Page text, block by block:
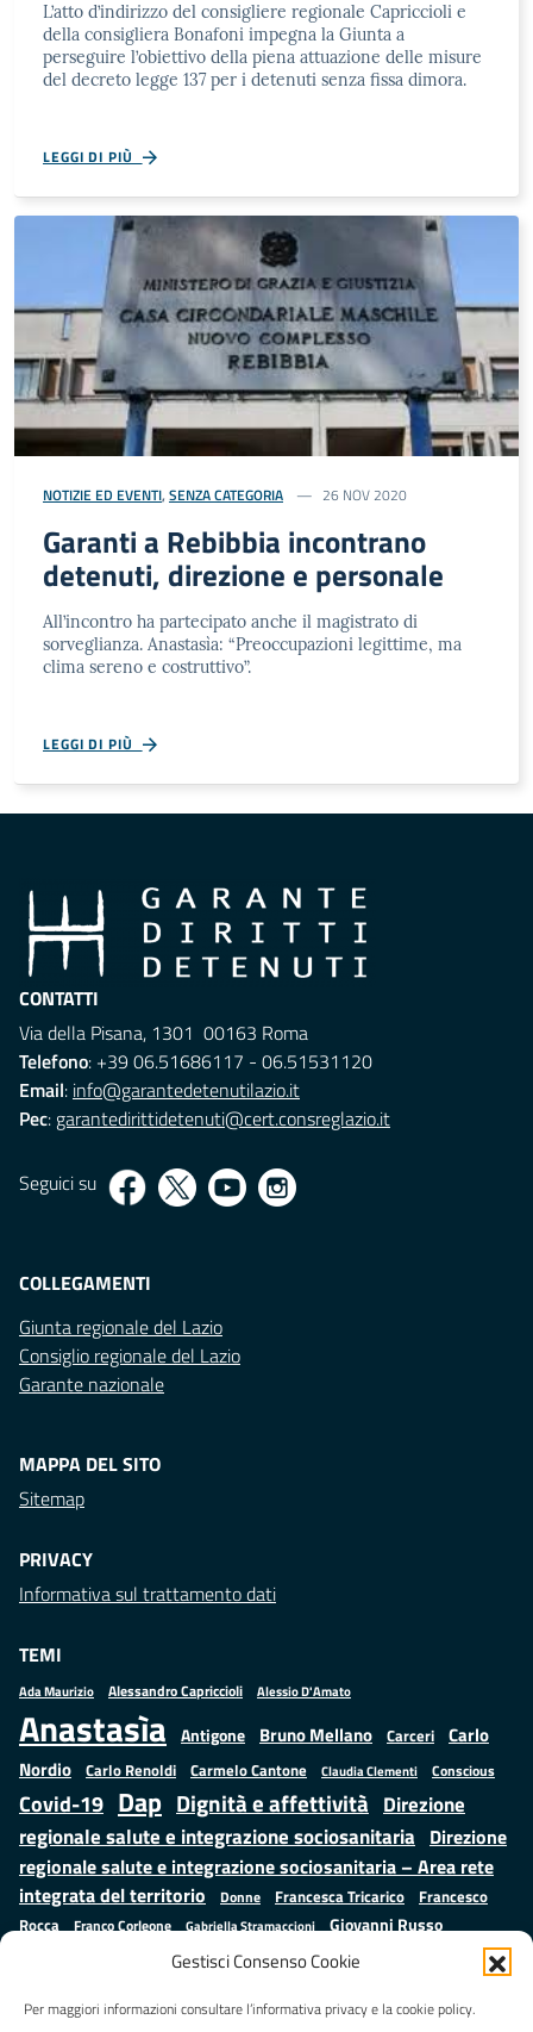
Gestisci Consenso Cookie
Per maggiori informazioni consultare l’informativa privacy e la cookie policy.
L’atto d’indirizzo del consigliere regionale Capriccioli e
della consigliera Bonafoni impegna la Giunta a
perseguire l’obiettivo della piena attuazione delle misure
del decreto legge 137 per i detenuti senza fissa dimora.
LEGGI DI PIÙ
NOTIZIE ED EVENTI, SENZA CATEGORIA 26 NOV 2020
Garanti a Rebibbia incontrano
detenuti, direzione e personale
All’incontro ha partecipato anche il magistrato di
sorveglianza. Anastasìa: “Preoccupazioni legittime, ma
clima sereno e costruttivo”.
LEGGI DI PIÙ
CONTATTI
Via della Pisana, 1301 00163 Roma
Telefono: +39 06.51686117 - 06.51531120
Email: info@garantedetenutilazio.it
Pec: garantedirittidetenuti@cert.consreglazio.it
Seguici su
COLLEGAMENTI
Giunta regionale del Lazio
Consiglio regionale del Lazio
Garante nazionale
MAPPA DEL SITO
Sitemap
PRIVACY
Informativa sul trattamento dati
TEMI
Ada Maurizio Alessandro Capriccioli Alessio D'Amato
Anastasìa Antigone Bruno Mellano Carceri
Carlo
Nordio Carlo Renoldi Carmelo Cantone Claudia Clementi Conscious
Covid-19 Dap Dignità e affettività Direzione
regionale salute e integrazione sociosanitaria Direzione
regionale salute e integrazione sociosanitaria – Area rete
integrata del territorio
Donne Francesca Tricarico
Francesco
Rocca
Franco Corleone Gabriella Stramaccioni Giovanni Russo
Giuseppe Emanuele Cangemi Istruzione e cultura
Mauro
Palma ministero della Giustizia Minori Misure